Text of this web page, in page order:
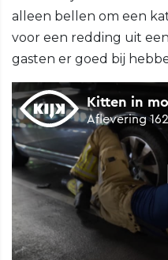
alleen bellen om een
voor een redding uit
gasten er goed bij